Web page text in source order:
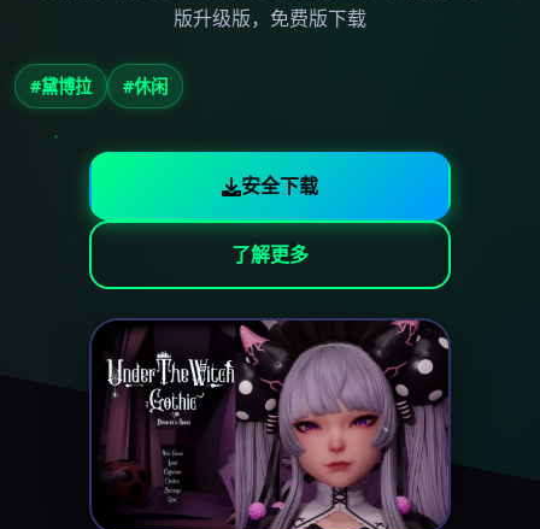
版升级版，免费版下载
#黛博拉 #休闲
安全下载
了解更多